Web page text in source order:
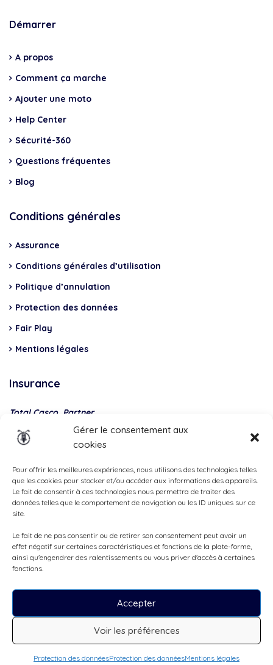
Gérer le consentement aux
cookies
Pour offrir les meilleures expériences, nous utilisons des technologies telles
que les cookies pour stocker et/ou accéder aux informations des appareils.
Le fait de consentir à ces technologies nous permettra de traiter des
données telles que le comportement de navigation ou les ID uniques sur ce
site.
Le fait de ne pas consentir ou de retirer son consentement peut avoir un
effet négatif sur certaines caractéristiques et fonctions de la plate-forme,
ainsi qu'engendrer des ralentissements ou vous priver d'accès à certaines
fonctions.
Accepter
Voir les préférences
Protection des donnéesProtection des donnéesMentions légales
CHF51
Démarrer
A propos
Comment ça marche
Ajouter une moto
Help Center
Sécurité-360
Questions fréquentes
Blog
Conditions générales
Assurance
Conditions générales d’utilisation
Politique d’annulation
Protection des données
Fair Play
Mentions légales
Insurance
Total Casco, Partner
payment
Tous droits réservés, ©Cruizador 2026